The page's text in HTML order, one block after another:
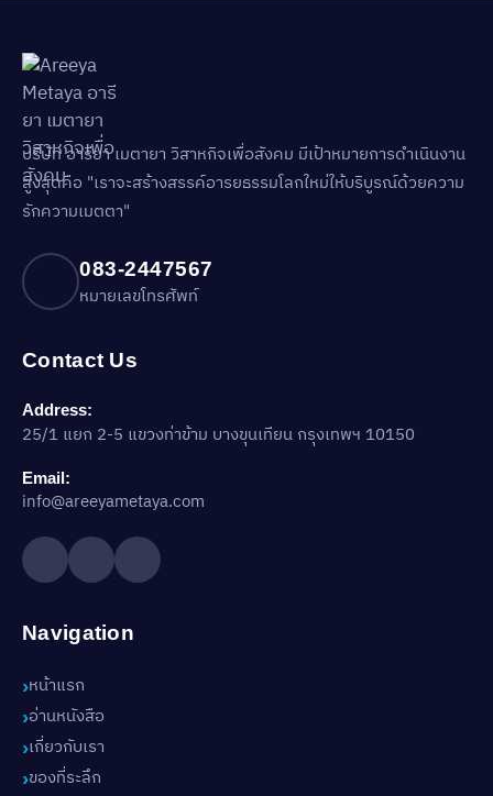
บริษัท อารียา เมตายา วิสาหกิจเพื่อสังคม มีเป้าหมายการดำเนินงาน
สูงสุดคือ "เราจะสร้างสรรค์อารยธรรมโลกใหม่ให้บริบูรณ์ด้วยความ
รักความเมตตา"
083-2447567
หมายเลขโทรศัพท์
Contact Us
Address:
25/1 แยก 2-5 แขวงท่าข้าม บางขุนเทียน กรุงเทพฯ 10150
Email:
info@areeyametaya.com
Navigation
หน้าแรก
อ่านหนังสือ
เกี่ยวกับเรา
ของที่ระลึก